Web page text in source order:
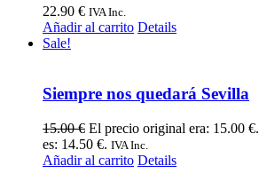
22.90 € IVA Inc.
Añadir al carrito Details
Sale!
Siempre nos quedará Sevilla
15.00€ El precio original era: 15.00 €.
es: 14.50 €. IVA Inc.
Añadir al carrito Details